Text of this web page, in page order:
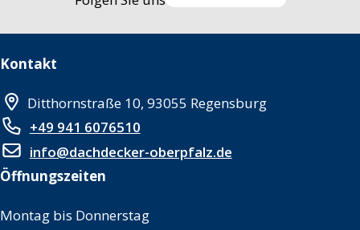
Kontakt
Ditthornstraße 10, 93055 Regensburg
+49 941 6076510
info@dachdecker-oberpfalz.de
Öffnungszeiten
Montag bis Donnerstag